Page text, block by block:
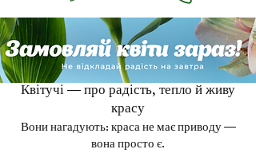
Квітучі — про радість, тепло й живу
красу
Вони нагадують: краса не має приводу —
вона просто є.